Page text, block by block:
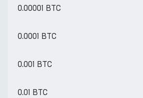
0.00001 BTC
0.0001 BTC
0.001 BTC
0.01 BTC